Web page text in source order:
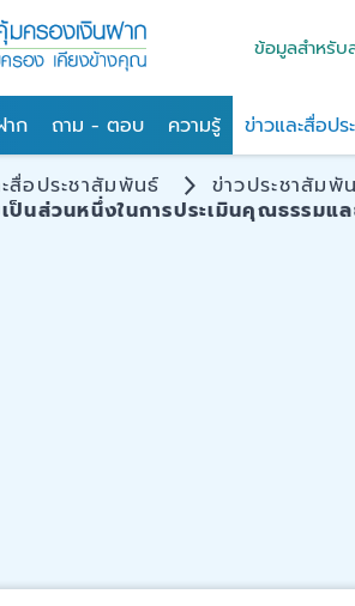
ข้อมูลสำหรับ
าก ถาม - ตอบ ความรู้ ข่าวและสื่อป
สื่อประชาสัมพันธ์
ข่าวประชาสัมพั
ป็นส่วนหนึ่งในการประเมินคุณธรรมแ